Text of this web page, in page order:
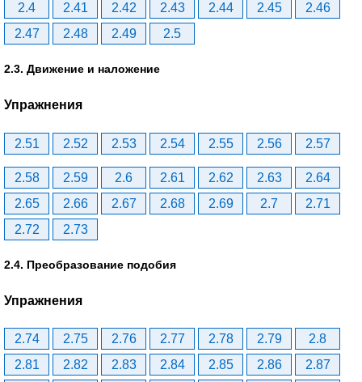
2.4
2.41 2.42 2.43 2.44 2.45
2.46
2.47
2.48 2.49 2.5
2.3. Движение и наложение
Упражнения
2.51 2.52 2.53 2.54 2.55 2.56 2.57
2.58 2.59 2.6 2.61 2.62 2.63
2.64
2.65
2.66 2.67 2.68 2.69 2.7
2.71
2.72
2.73
2.4. Преобразование подобия
Упражнения
2.74 2.75 2.76 2.77 2.78 2.79
2.8
2.81
2.82 2.83 2.84 2.85 2.86 2.87